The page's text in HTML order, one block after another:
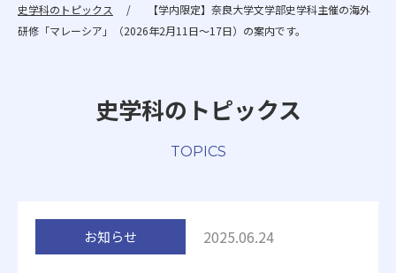
学生生活
史学科のトピックス
【学内限定】奈良大学文学部史学科主催の海外
研修「マレーシア」（2026年2月11日～17日）の案内です。
史学科のトピックス
TOPICS
お知らせ 2025.06.24